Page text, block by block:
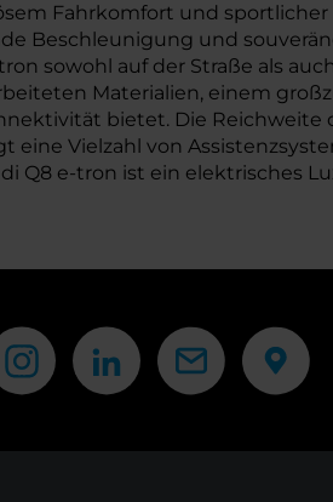
Fahrkomfort und
Beschleunigung und
sowohl auf der Straße als
Materialien, einem
bietet. Die Reichweite
Vielzahl von
Q8 e-tron ist ein elektrisches